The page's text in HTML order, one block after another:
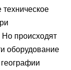
Но происходят
оборудование